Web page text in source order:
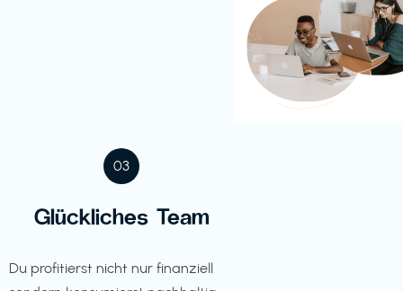
03
Glückliches Team
Du profitierst nicht nur finanziell